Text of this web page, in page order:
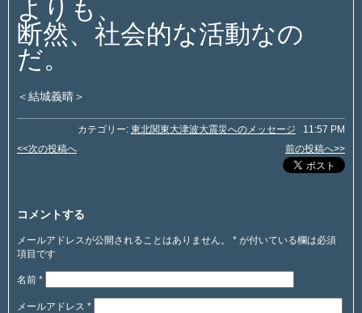
よりも、
断然、社会的な活動なの
だ。
＜結城義晴＞
カテゴリー: 東北関東大津波大震災へのメッセージ 11:57 PM
<<次の投稿へ
前の投稿へ>>
コメントする
メールアドレスが公開されることはありません。 * が付いている欄は必須
項目です
名前 *
メールアドレス *